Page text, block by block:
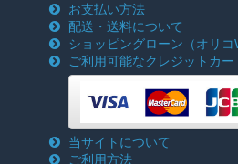
お支払い方法
配送・送料について
ショッピングローン （オリ
ご利用可能なクレジットカー
当サイトについて
ご利用方法